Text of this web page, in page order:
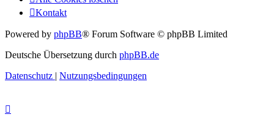
Kontakt
Powered by phpBB® Forum Software © phpBB Limited
Deutsche Übersetzung durch phpBB.de
Datenschutz | Nutzungsbedingungen